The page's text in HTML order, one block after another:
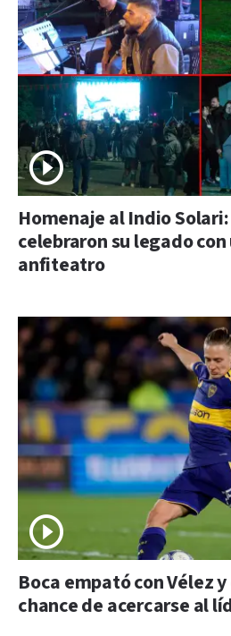
Homenaje al Indio
celebraron su legado
anfiteatro
Boca empató con Vélez
chance de acercarse al